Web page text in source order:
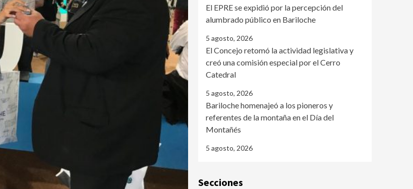
El EPRE se expidió por la percepción del
alumbrado público en Bariloche
5 agosto, 2026
El Concejo retomó la actividad legislativa y
creó una comisión especial por el Cerro
Catedral
5 agosto, 2026
Bariloche homenajeó a los pioneros y
referentes de la montaña en el Día del
Montañés
5 agosto, 2026
Secciones